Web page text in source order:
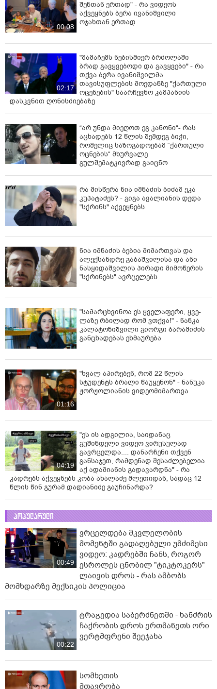
00:08
შენთან ერთად" - რა ვიდეოს
აქვეყნებს ბერა ივანიშვილი
ოჯახთან ერთად
02:17
"მამაჩემს ნებისმიერ ბრძოლაში
ბრად გავყვებოდი და გავყვები" - რა
თქვა ბერა ივანიშვილმა
თავისუფლების მოედანზე "ქართული
ოცენების" საარჩევნო კამპანიის
დასკვნით ღონისძიებაზე
“არ უნდა მიეღოთ ეგ კანონი“- რას
აცხადებს 12 წლის შემდეგ ბიჭი,
რომელიც საზოგადოებამ “ქართული
ოცნების“ მხურვალე
გულშემატკივრად გაიცნო
რა მისწერა ნია იმნაძის ბიძამ ეკა
კუპატაძეს? - გიგა ავალიანის დედა
"სქრინს" აქვეყნებს
ნია იმნაძის ბებია მიმართვას და
ალექსანდრე გაბაშვილისა და ანი
ნასყიდაშვილის პირადი მიმოწერის
"სქრინებს" ავრცელებს
"სა­მარ­ცხვი­ნოა ეს ყვე­ლა­ფე­რი, ყვე­
ლა­ზე რბი­ლად რომ ვთქვა!" - ნანკა
კალატოზიშვილი გიორგი ბარამიძის
განცხადებას ეხმაურება
01:16
"ხვალ აპირებენ, რომ 22 წლის
სტუდენტს ბრალი წაუყენონ" - ნანუკა
ჟორჟოლიანის ვიდეომიმართვა
04:19
"ეს ის ადგილია, საიდანაც
გუშინდელი ვიდეო ვირუსულად
გავრცელდა.... დანარჩენი თქვენ
განსაჯეთ, რამდენად შესაძლებელია
აქ ადამიანის გადავარდნა" - რა
კადრებს აქვეყნებს კობა ახალაძე მლეთიდან, სადაც 12
წლის წინ გურამ დადიანიძე გაუჩინარდა?
პოპულარული
00:49
ვრცელდება მკვლელობის
მომენტში გადაღებული უმძიმესი
ვიდეო: კადრებში ჩანს, როგორ
ესროლეს ცნობილ "ტიკტოკერს"
ლაივის დროს - რას ამბობს
მომხდარზე მექსიკის პოლიცია
00:22
ტრაგედია საბერძნეთში - ხანძრის
ჩაქრობის დროს ერთმანეთს ორი
ვერტმფრენი შეეჯახა
სომხეთის
მთავრობა